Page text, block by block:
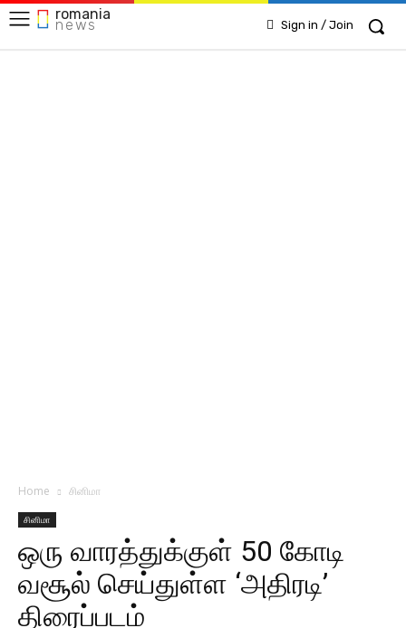
romania
news Sign in / Join
Home சினிமா
சினிமா
ஒரு வாரத்துக்குள் 50 கோடி
வசூல் செய்துள்ள ‘அதிரடி’
திரைப்படம்